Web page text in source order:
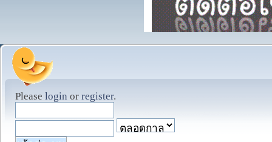
Please login or register.